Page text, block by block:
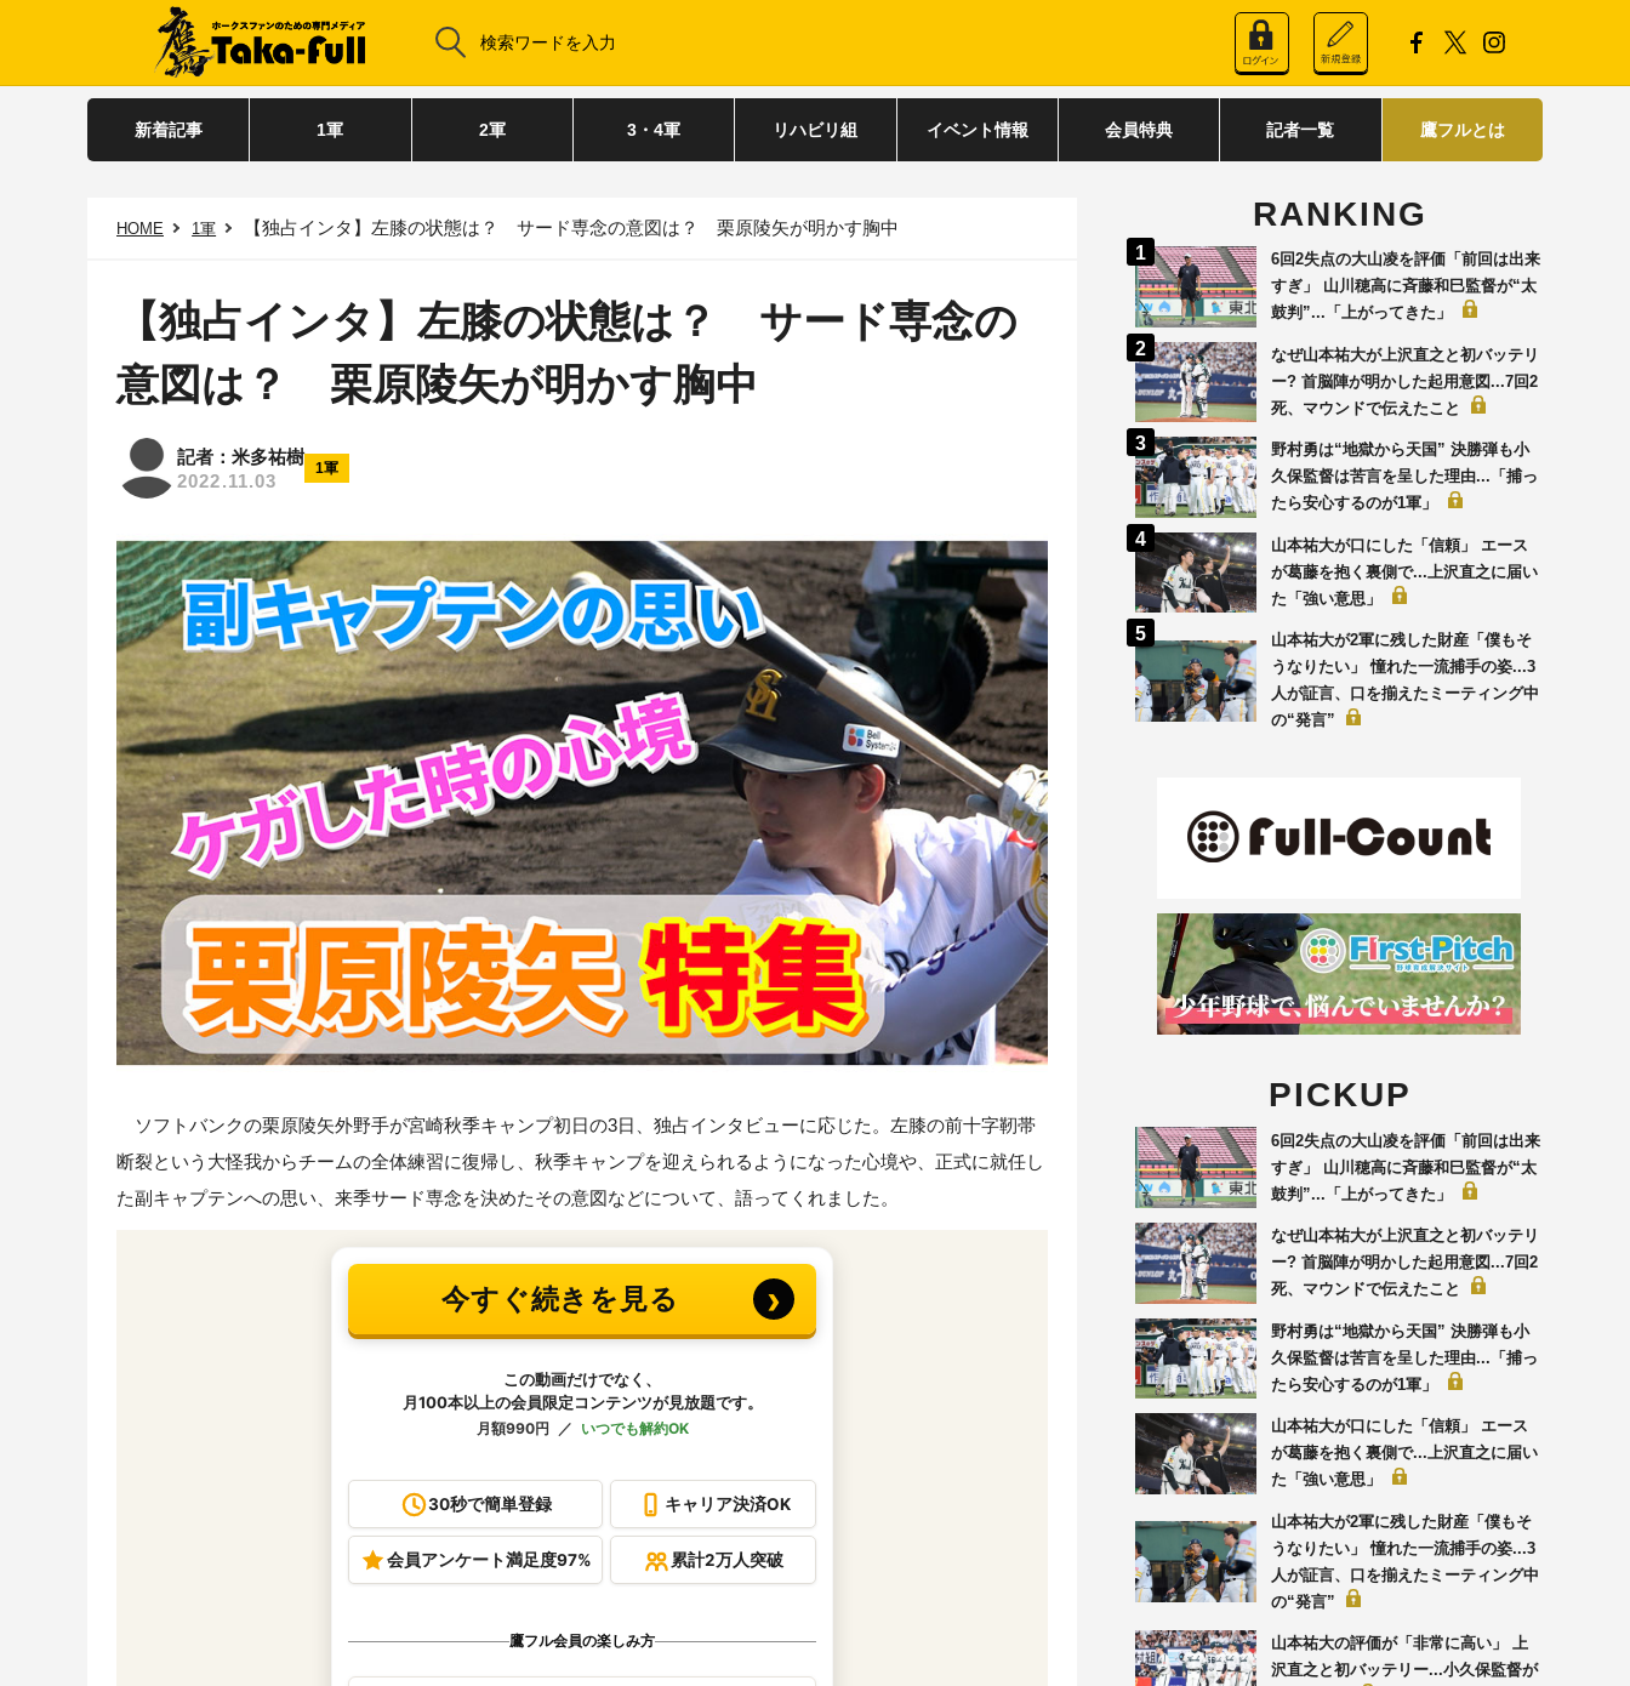
新着記事 1軍 2軍 3・4軍 リハビリ組 イベント情報 会員特典 記者一覧 鷹フルとは
HOME 1軍 【独占インタ】左膝の状態は？ サード専念の意図は？ 栗原陵矢が明かす胸中
【独占インタ】左膝の状態は？ サード専念の
意図は？ 栗原陵矢が明かす胸中
記者：米多祐樹
2022.11.03
1軍
ソフトバンクの栗原陵矢外野手が宮崎秋季キャンプ初日の3日、独占インタビューに応じた。左膝の前十字靭帯
断裂という大怪我からチームの全体練習に復帰し、秋季キャンプを迎えられるようになった心境や、正式に就任し
た副キャプテンへの思い、来季サード専念を決めたその意図などについて、語ってくれました。
RANKING
6回2失点の大山凌を評価「前回は出来
すぎ」 山川穂高に斉藤和巳監督が“太
鼓判”...「上がってきた」
なぜ山本祐大が上沢直之と初バッテリ
ー? 首脳陣が明かした起用意図...7回2
死、マウンドで伝えたこと
野村勇は“地獄から天国” 決勝弾も小
久保監督は苦言を呈した理由...「捕っ
たら安心するのが1軍」
山本祐大が口にした「信頼」 エース
が葛藤を抱く裏側で...上沢直之に届い
た「強い意思」
山本祐大が2軍に残した財産「僕もそ
うなりたい」 憧れた一流捕手の姿...3
人が証言、口を揃えたミーティング中
の“発言”
PICKUP
6回2失点の大山凌を評価「前回は出来
すぎ」 山川穂高に斉藤和巳監督が“太
鼓判”...「上がってきた」
なぜ山本祐大が上沢直之と初バッテリ
ー? 首脳陣が明かした起用意図...7回2
死、マウンドで伝えたこと
野村勇は“地獄から天国” 決勝弾も小
久保監督は苦言を呈した理由...「捕っ
たら安心するのが1軍」
山本祐大が口にした「信頼」 エース
が葛藤を抱く裏側で...上沢直之に届い
た「強い意思」
山本祐大が2軍に残した財産「僕もそ
うなりたい」 憧れた一流捕手の姿...3
人が証言、口を揃えたミーティング中
の“発言”
山本祐大の評価が「非常に高い」 上
沢直之と初バッテリー...小久保監督が